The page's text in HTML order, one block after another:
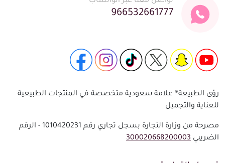
966532661777
رؤى الطبيعة® علامة سعودية متخصصة في المنتجات الطبيعية
للعناية والتجميل
مصرحة من وزارة التجارة بسجل تجاري رقم 1010420231 - الرقم
الضريبي300020668200003